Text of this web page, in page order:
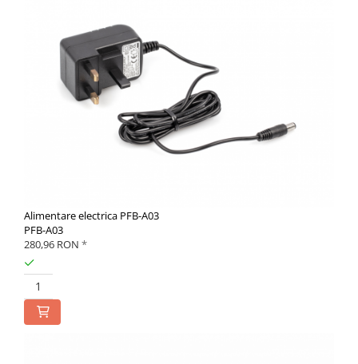
Alimentare electrica PFB-A03
PFB-A03
280,96 RON *